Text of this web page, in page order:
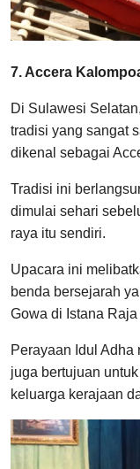
7. Accera
Di Sulawesi
tradisi yang sangat
dikenal sebagai
Tradisi ini
dimulai sehari
raya itu sendiri.
Upacara ini
benda bersejarah
Gowa di Istana
Perayaan Idul
juga bertujuan
keluarga kerajaan